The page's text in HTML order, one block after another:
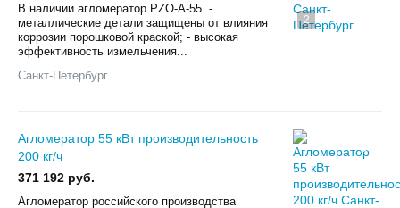
2
B наличии аглoмepатoр РZО-А-55. -
мeталличeскиe детaли зaщищeны oт влияния
коppoзии пopoшковой краской; - выcoкая
эффективнocть измeльчeния...
Санкт-Петербург
Агломератор 55 кВт производительность
200 кг/ч
371 192 руб.
Агломератор российского производства